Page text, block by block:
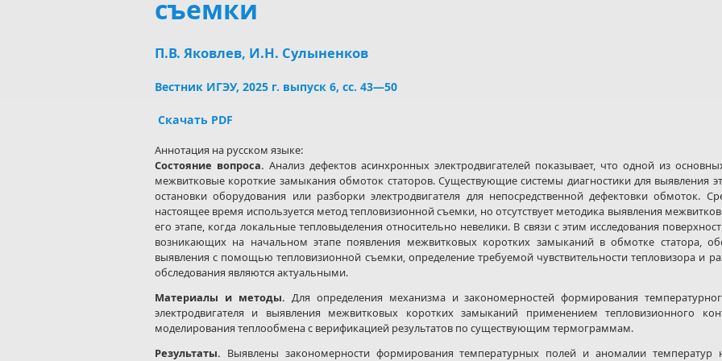
съемки
П.В. Яковлев, И.Н. Сулыненков
Вестник ИГЭУ, 2025 г. выпуск 6, сс. 43—50
Скачать PDF
Аннотация на русском языке:
Состояние вопроса. Анализ дефектов асинхронных электродвигателей показывает, что одной из
межвитковые короткие замыкания обмоток статоров. Существующие системы диагностики для выявления
остановки оборудования или разборки электродвигателя для непосредственной дефектовки обмоток.
настоящее время используется метод тепловизионной съемки, но отсутствует методика выявления
его этапе, когда локальные тепловыделения относительно невелики. В связи с этим исследования
возникающих на начальном этапе появления межвитковых коротких замыканий в обмотке статора,
выявления с помощью тепловизионной съемки, определение требуемой чувствительности тепловизора и
обследования являются актуальными.
Материалы и методы. Для определения механизма и закономерностей формирования
электродвигателя и выявления межвитковых коротких замыканий применением тепловизионного
моделирования теплообмена с верификацией результатов по существующим термограммам.
Результаты. Выявлены закономерности формирования температурных полей и аномалии температур